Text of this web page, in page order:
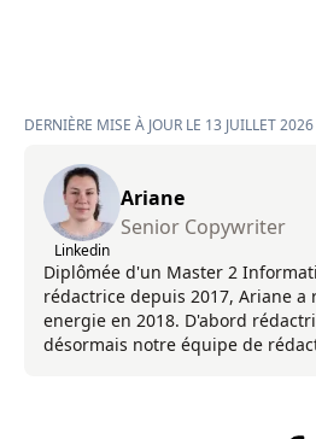
DERNIÈRE MISE À JOUR LE 13 JUILLET
Linkedin
Ariane
Senior Copywriter
Diplômée d'un Master 2
rédactrice depuis 2017, Ariane
energie en 2018. D'abord
désormais notre équipe de